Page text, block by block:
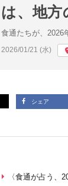
は、地方
食通たちが、2026
投稿日:
2026/01/21 (水)
シェア
〈食通が占う、